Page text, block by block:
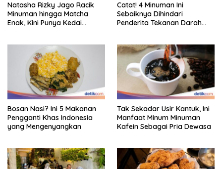
Natasha Rizky Jago Racik
Minuman hingga Matcha
Enak, Kini Punya Kedai
Catat! 4 Minuman Ini
Sebaiknya Dihindari
Penderita Tekanan Darah
Bosan Nasi? Ini 5 Makanan
Pengganti Khas Indonesia
yang Mengenyangkan
Tak Sekadar Usir Kantuk, Ini
Manfaat Minum Minuman
Kafein Sebagai Pria Dewasa